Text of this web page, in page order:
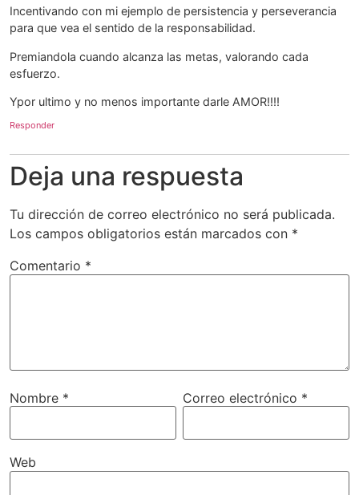
Incentivando con mi ejemplo de persistencia y perseverancia
para que vea el sentido de la responsabilidad.
Premiandola cuando alcanza las metas, valorando cada
esfuerzo.
Ypor ultimo y no menos importante darle AMOR!!!!
Responder
Deja una respuesta
Tu dirección de correo electrónico no será publicada.
Los campos obligatorios están marcados con *
Comentario *
Nombre * Correo electrónico *
Web